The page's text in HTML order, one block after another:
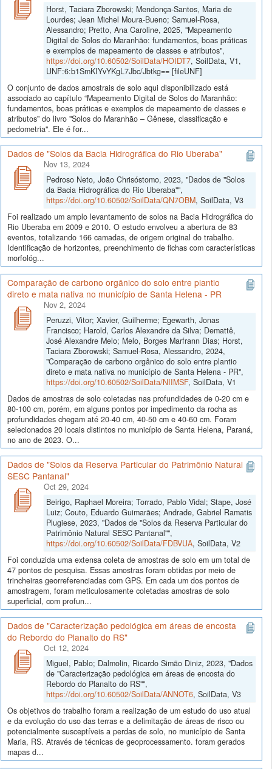
Horst, Taciara Zborowski; Mendonça-Santos, Maria de
Lourdes; Jean Michel Moura-Bueno; Samuel-Rosa,
Alessandro; Pretto, Ana Caroline, 2025, "Mapeamento
Digital de Solos do Maranhão: fundamentos, boas práticas
e exemplos de mapeamento de classes e atributos",
https://doi.org/10.60502/SoilData/HOIDT7, SoilData, V1,
UNF:6:b1SmKIYvYKgL7Jbc/Jbtkg== [fileUNF]
O conjunto de dados amostrais de solo aqui disponibilizado está
associado ao capítulo “Mapeamento Digital de Solos do Maranhão:
fundamentos, boas práticas e exemplos de mapeamento de classes e
atributos” do livro "Solos do Maranhão – Gênese, classificação e
pedometria". Ele é for...
Dados de "Solos da Bacia Hidrográfica do Rio Uberaba"
Nov 13, 2024
Pedroso Neto, João Chrisóstomo, 2023, "Dados de "Solos
da Bacia Hidrográfica do Rio Uberaba"",
https://doi.org/10.60502/SoilData/QN7OBM, SoilData, V3
Foi realizado um amplo levantamento de solos na Bacia Hidrográfica do
Rio Uberaba em 2009 e 2010. O estudo envolveu a abertura de 83
eventos, totalizando 166 camadas, de origem original do trabalho.
Identificação de horizontes, preenchimento de fichas com características
morfológ...
Comparação de carbono orgânico do solo entre plantio
direto e mata nativa no município de Santa Helena - PR
Nov 2, 2024
Peruzzi, Vitor; Xavier, Guilherme; Egewarth, Jonas
Francisco; Harold, Carlos Alexandre da Silva; Demattê,
José Alexandre Melo; Melo, Borges Marfrann Dias; Horst,
Taciara Zborowski; Samuel-Rosa, Alessandro, 2024,
"Comparação de carbono orgânico do solo entre plantio
direto e mata nativa no município de Santa Helena - PR",
https://doi.org/10.60502/SoilData/NIIMSF, SoilData, V1
Dados de amostras de solo coletadas nas profundidades de 0-20 cm e
80-100 cm, porém, em alguns pontos por impedimento da rocha as
profundidades chegam até 20-40 cm, 40-50 cm e 40-60 cm. Foram
selecionados 20 locais distintos no município de Santa Helena, Paraná,
no ano de 2023. O...
Dados de "Solos da Reserva Particular do Patrimônio Natural
SESC Pantanal"
Oct 29, 2024
Beirigo, Raphael Moreira; Torrado, Pablo Vidal; Stape, José
Luiz; Couto, Eduardo Guimarães; Andrade, Gabriel Ramatis
Plugiese, 2023, "Dados de "Solos da Reserva Particular do
Patrimônio Natural SESC Pantanal"",
https://doi.org/10.60502/SoilData/FDBVUA, SoilData, V2
Foi conduzida uma extensa coleta de amostras de solo em um total de
47 pontos de pesquisa. Essas amostras foram obtidas por meio de
trincheiras georreferenciadas com GPS. Em cada um dos pontos de
amostragem, foram meticulosamente coletadas amostras de solo
superficial, com profun...
Dados de "Caracterização pedológica em áreas de encosta
do Rebordo do Planalto do RS"
Oct 12, 2024
Miguel, Pablo; Dalmolin, Ricardo Simão Diniz, 2023, "Dados
de "Caracterização pedológica em áreas de encosta do
Rebordo do Planalto do RS"",
https://doi.org/10.60502/SoilData/ANNOT6, SoilData, V3
Os objetivos do trabalho foram a realização de um estudo do uso atual
e da evolução do uso das terras e a delimitação de áreas de risco ou
potencialmente susceptíveis a perdas de solo, no município de Santa
Maria, RS. Através de técnicas de geoprocessamento. foram gerados
mapas d...